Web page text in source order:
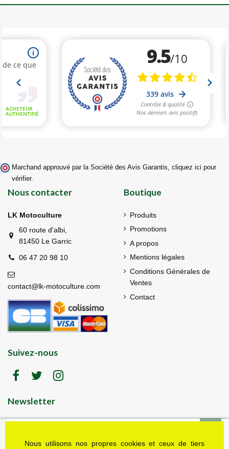
Nous utilisons nos propres cookies et ceux de tiers
Marchand approuvé par la Société des Avis Garantis, cliquez ici pour
vérifier.
Nous contacter
LK Motoculture
60 route d'albi,
81450 Le Garric
06 47 20 98 10
contact@lk-motoculture.com
Boutique
Produits
Promotions
A propos
Mentions légales
Conditions Générales de
Ventes
Contact
Suivez-nous
Newsletter
LK motoculture vous offre 5% en cadeau de